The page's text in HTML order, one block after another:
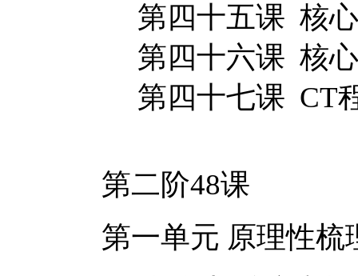
第四十五课 核心
第四十六课 核心
第四十七课 CT
第二阶48课
第一单元 原理性